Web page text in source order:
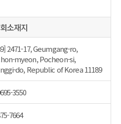
소재지
2471-17, Geumgang-ro,
myeon, Pocheon-si,
do, Republic of Korea 11189
3550
7664